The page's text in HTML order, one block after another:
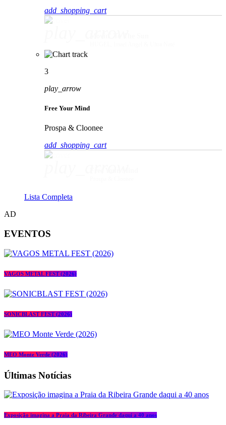
add_shopping_cart
3
play_arrow
Free Your Mind
Prospa & Cloonee
add_shopping_cart
Lista Completa
AD
EVENTOS
VAGOS METAL FEST (2026)
SONICBLAST FEST (2026)
MEO Monte Verde (2026)
Últimas Notícias
Exposição imagina a Praia da Ribeira Grande daqui a 40 anos